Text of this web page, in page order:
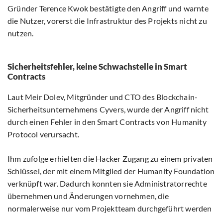
Gründer Terence Kwok bestätigte den Angriff und warnte
die Nutzer, vorerst die Infrastruktur des Projekts nicht zu
nutzen.
Sicherheitsfehler, keine Schwachstelle in Smart
Contracts
Laut Meir Dolev, Mitgründer und CTO des Blockchain-
Sicherheitsunternehmens Cyvers, wurde der Angriff nicht
durch einen Fehler in den Smart Contracts von Humanity
Protocol verursacht.
Ihm zufolge erhielten die Hacker Zugang zu einem privaten
Schlüssel, der mit einem Mitglied der Humanity Foundation
verknüpft war. Dadurch konnten sie Administratorrechte
übernehmen und Änderungen vornehmen, die
normalerweise nur vom Projektteam durchgeführt werden